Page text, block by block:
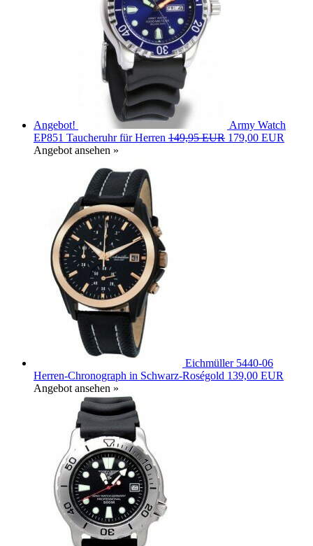
Angebot!
Army Watch
EP851 Taucheruhr für Herren 149,95 EUR 179,00 EUR
Angebot ansehen »
Eichmüller 5440-06
Herren-Chronograph in Schwarz-Roségold 139,00 EUR
Angebot ansehen »